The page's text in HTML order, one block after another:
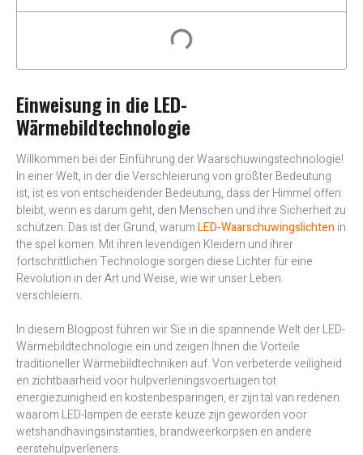
Einweisung in die LED-
Wärmebildtechnologie
Willkommen bei der Einführung der Waarschuwingstechnologie!
In einer Welt, in der die Verschleierung von größter Bedeutung
ist, ist es von entscheidender Bedeutung, dass der Himmel offen
bleibt, wenn es darum geht, den Menschen und ihre Sicherheit zu
schützen. Das ist der Grund, warumLED-Waarschuwingslichten in
the spel komen. Mit ihren levendigen Kleidern und ihrer
fortschrittlichen Technologie sorgen diese Lichter für eine
Revolution in der Art und Weise, wie wir unser Leben
verschleiern.
In diesem Blogpost führen wir Sie in die spannende Welt der LED-
Wärmebildtechnologie ein und zeigen Ihnen die Vorteile
traditioneller Wärmebildtechniken auf. Von verbeterde veiligheid
en zichtbaarheid voor hulpverleningsvoertuigen tot
energiezuinigheid en kostenbesparingen, er zijn tal van redenen
waarom LED-lampen de eerste keuze zijn geworden voor
wetshandhavingsinstanties, brandweerkorpsen en andere
eerstehulpverleners.